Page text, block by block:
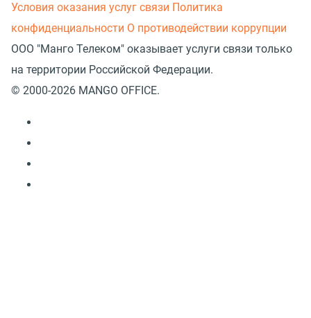
Условия оказания услуг связи Политика
конфиденциальности О противодействии коррупции
ООО "Манго Телеком" оказывает услуги связи только
на территории Российской Федерации.
© 2000-2026 MANGO OFFICE.